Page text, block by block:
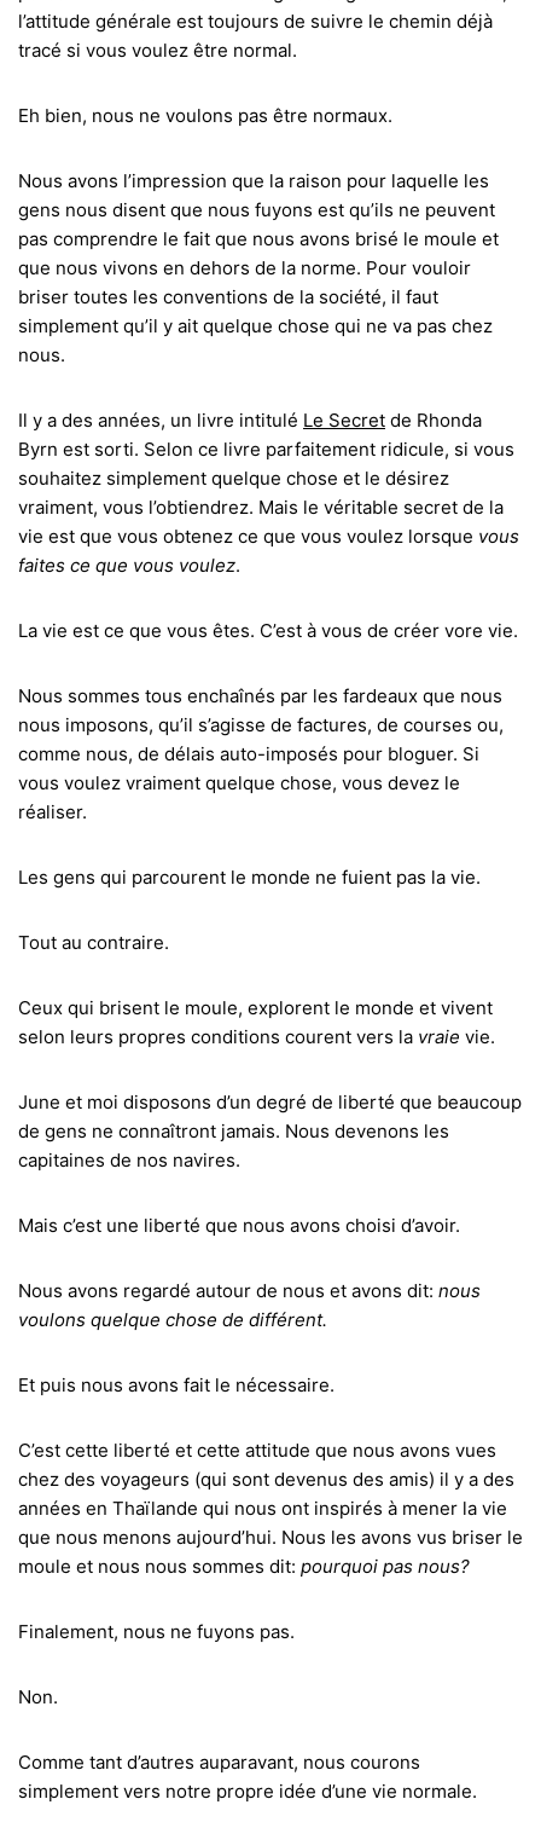
l’attitude générale est toujours de suivre le chemin déjà
tracé si vous voulez être normal.
Eh bien, nous ne voulons pas être normaux.
Nous avons l’impression que la raison pour laquelle les
gens nous disent que nous fuyons est qu’ils ne peuvent
pas comprendre le fait que nous avons brisé le moule et
que nous vivons en dehors de la norme. Pour vouloir
briser toutes les conventions de la société, il faut
simplement qu’il y ait quelque chose qui ne va pas chez
nous.
Il y a des années, un livre intitulé Le Secret de Rhonda
Byrn est sorti. Selon ce livre parfaitement ridicule, si vous
souhaitez simplement quelque chose et le désirez
vraiment, vous l’obtiendrez. Mais le véritable secret de la
vie est que vous obtenez ce que vous voulez lorsque vous
faites ce que vous voulez.
La vie est ce que vous êtes. C’est à vous de créer vore vie.
Nous sommes tous enchaînés par les fardeaux que nous
nous imposons, qu’il s’agisse de factures, de courses ou,
comme nous, de délais auto-imposés pour bloguer. Si
vous voulez vraiment quelque chose, vous devez le
réaliser.
Les gens qui parcourent le monde ne fuient pas la vie.
Tout au contraire.
Ceux qui brisent le moule, explorent le monde et vivent
selon leurs propres conditions courent vers la vraie vie.
June et moi disposons d’un degré de liberté que beaucoup
de gens ne connaîtront jamais. Nous devenons les
capitaines de nos navires.
Mais c’est une liberté que nous avons choisi d’avoir.
Nous avons regardé autour de nous et avons dit: nous
voulons quelque chose de différent.
Et puis nous avons fait le nécessaire.
C’est cette liberté et cette attitude que nous avons vues
chez des voyageurs (qui sont devenus des amis) il y a des
années en Thaïlande qui nous ont inspirés à mener la vie
que nous menons aujourd’hui. Nous les avons vus briser le
moule et nous nous sommes dit: pourquoi pas nous?
Finalement, nous ne fuyons pas.
Non.
Comme tant d’autres auparavant, nous courons
simplement vers notre propre idée d’une vie normale.